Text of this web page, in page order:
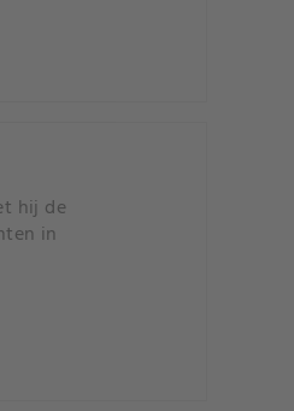
hij de
in